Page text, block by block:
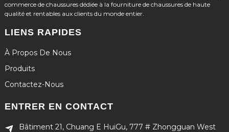
commerce de chaussures dédiée à la fourniture de chaussures de haute
qualité et rentables aux clients du monde entier.
LIENS RAPIDES
À Propos De Nous
Produits
Contactez-Nous
ENTRER EN CONTACT
Bâtiment 21, Chuang E HuiGu, 777 # Zhongguan West